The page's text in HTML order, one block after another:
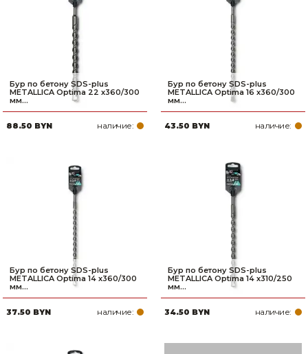
Бур по бетону SDS-plus
METALLICA Optima 22 х360/300
мм...
88.50 BYN наличие:
Бур по бетону SDS-plus
METALLICA Optima 16 х360/300
мм...
43.50 BYN наличие:
Бур по бетону SDS-plus
METALLICA Optima 14 х360/300
мм...
37.50 BYN наличие:
Бур по бетону SDS-plus
METALLICA Optima 14 х310/250
мм...
34.50 BYN наличие: